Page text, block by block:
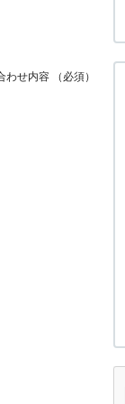
わせ内容 （必須）